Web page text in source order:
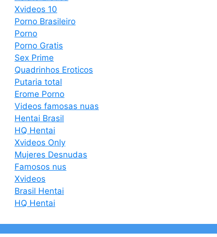
Xvideos 10
Porno Brasileiro
Porno
Porno Gratis
Sex Prime
Quadrinhos Eroticos
Putaria total
Erome Porno
Videos famosas nuas
Hentai Brasil
HQ Hentai
Xvideos Only
Mujeres Desnudas
Famosos nus
Xvideos
Brasil Hentai
HQ Hentai